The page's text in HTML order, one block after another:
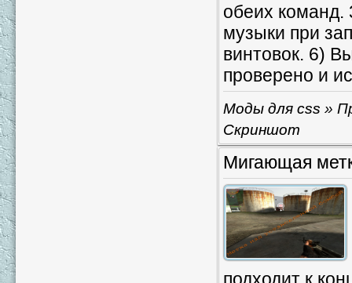
обеих
музыки при
винтовок. 6)
проверено и
Моды для css »
Скриншот
Мигающая
подходит к